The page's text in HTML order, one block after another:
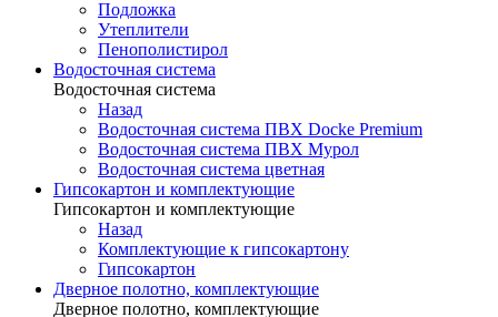
Подложка
Утеплители
Пенополистирол
Водосточная система
Водосточная система
Назад
Водосточная система ПВХ Docke Premium
Водосточная система ПВХ Мурол
Водосточная система цветная
Гипсокартон и комплектующие
Гипсокартон и комплектующие
Назад
Комплектующие к гипсокартону
Гипсокартон
Дверное полотно, комплектующие
Дверное полотно, комплектующие